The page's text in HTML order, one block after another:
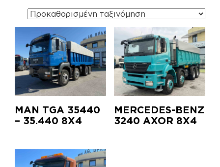
MAN ΤGA 35440
– 35.440 8X4
MERCEDES-BENZ
3240 ΑΧΟR 8X4